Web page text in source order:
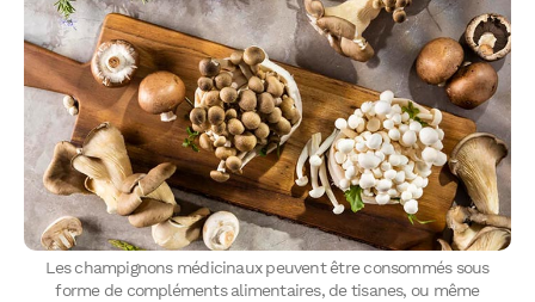
Les champignons médicinaux peuvent être consommés sous
forme de compléments alimentaires, de tisanes, ou même